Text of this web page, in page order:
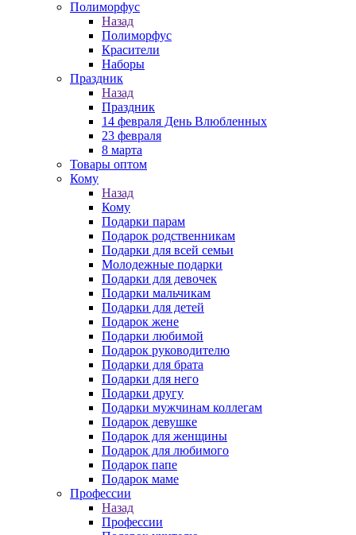
Полиморфус
Назад
Полиморфус
Красители
Наборы
Праздник
Назад
Праздник
14 февраля День Влюбленных
23 февраля
8 марта
Товары оптом
Кому
Назад
Кому
Подарки парам
Подарок родственникам
Подарки для всей семьи
Молодежные подарки
Подарки для девочек
Подарки мальчикам
Подарки для детей
Подарок жене
Подарки любимой
Подарок руководителю
Подарки для брата
Подарки для него
Подарки другу
Подарки мужчинам коллегам
Подарок девушке
Подарок для женщины
Подарок для любимого
Подарок папе
Подарок маме
Профессии
Назад
Профессии